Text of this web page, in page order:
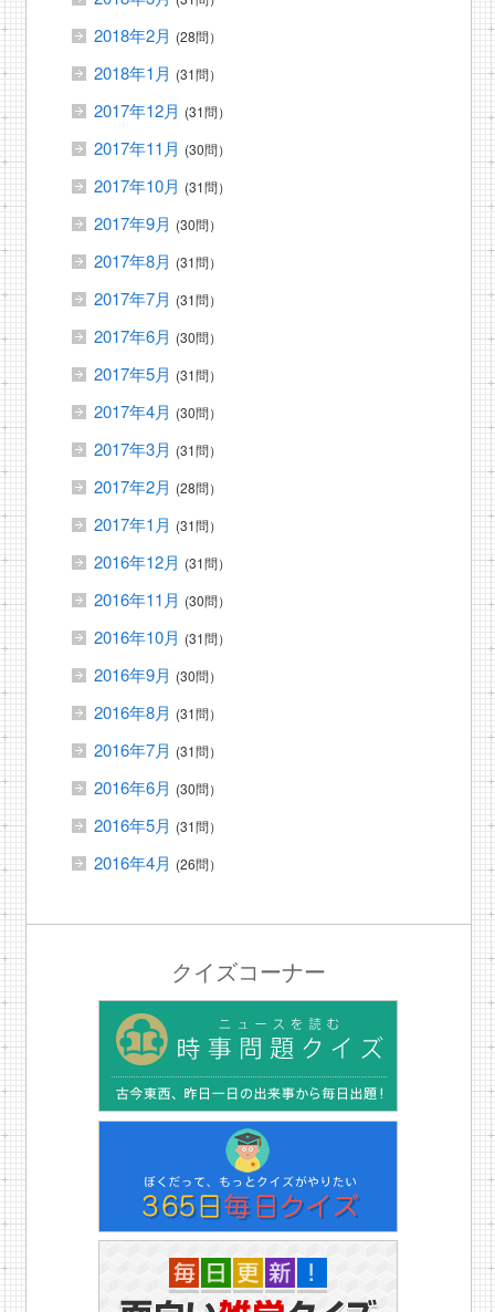
2018年2月 (28問）
2018年1月 (31問）
2017年12月 (31問）
2017年11月 (30問）
2017年10月 (31問）
2017年9月 (30問）
2017年8月 (31問）
2017年7月 (31問）
2017年6月 (30問）
2017年5月 (31問）
2017年4月 (30問）
2017年3月 (31問）
2017年2月 (28問）
2017年1月 (31問）
2016年12月 (31問）
2016年11月 (30問）
2016年10月 (31問）
2016年9月 (30問）
2016年8月 (31問）
2016年7月 (31問）
2016年6月 (30問）
2016年5月 (31問）
2016年4月 (26問）
クイズコーナー